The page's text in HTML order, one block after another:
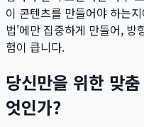
이 콘텐츠를 만들어야 하는
법'에만 집중하게 만들어, 방
험이 큽니다.
당신만을 위한 맞
엇인가?